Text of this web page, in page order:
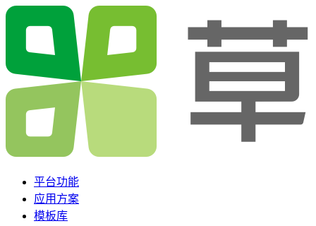
平台功能
应用方案
模板库